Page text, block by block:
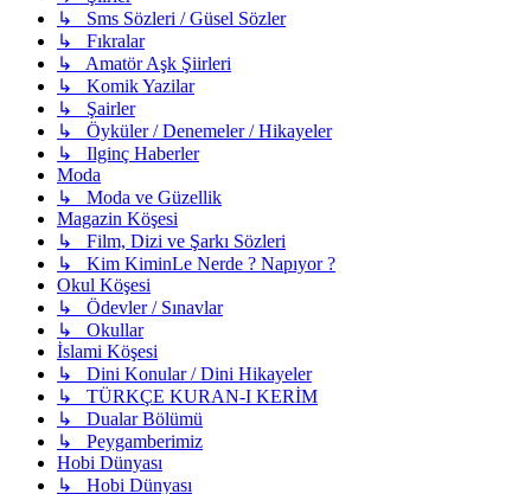
↳ Sms Sözleri / Güsel Sözler
↳ Fıkralar
↳ Amatör Aşk Şiirleri
↳ Komik Yazilar
↳ Şairler
↳ Öyküler / Denemeler / Hikayeler
↳ Ilginç Haberler
Moda
↳ Moda ve Güzellik
Magazin Köşesi
↳ Film, Dizi ve Şarkı Sözleri
↳ Kim KiminLe Nerde ? Napıyor ?
Okul Köşesi
↳ Ödevler / Sınavlar
↳ Okullar
İslami Köşesi
↳ Dini Konular / Dini Hikayeler
↳ TÜRKÇE KURAN-I KERİM
↳ Dualar Bölümü
↳ Peygamberimiz
Hobi Dünyası
↳ Hobi Dünyası